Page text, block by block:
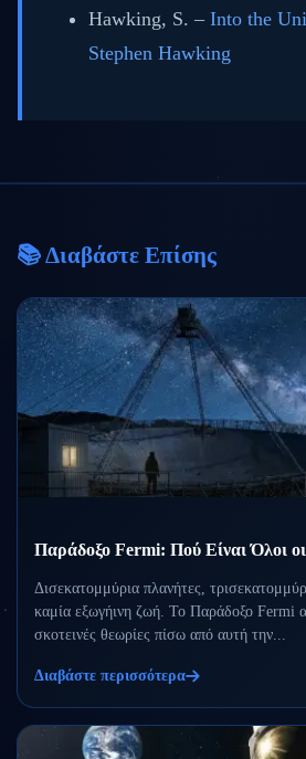
Hawking, S. – Into the
Stephen Hawking
📚 Διαβάστε Επίσης
Παράδοξο Fermi: Πού Είναι Όλοι
Δισεκατομμύρια πλανήτες,
καμία εξωγήινη ζωή. Το Παράδοξο Fermi
σκοτεινές θεωρίες πίσω από αυτή την...
Διαβάστε περισσότερα